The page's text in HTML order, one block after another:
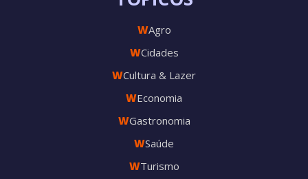
WAgro
WCidades
WCultura & Lazer
WEconomia
WGastronomia
WSaúde
WTurismo